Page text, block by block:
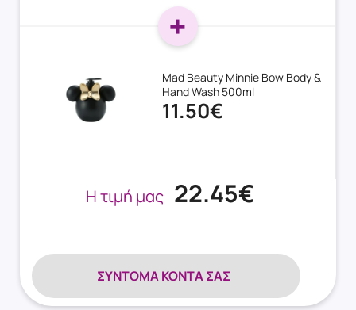
Mad Beauty Minnie Bow Body &
Hand Wash 500ml
11.50€
Η τιμή μας 22.45€
ΣΎΝΤΟΜΑ ΚΟΝΤΆ ΣΑΣ